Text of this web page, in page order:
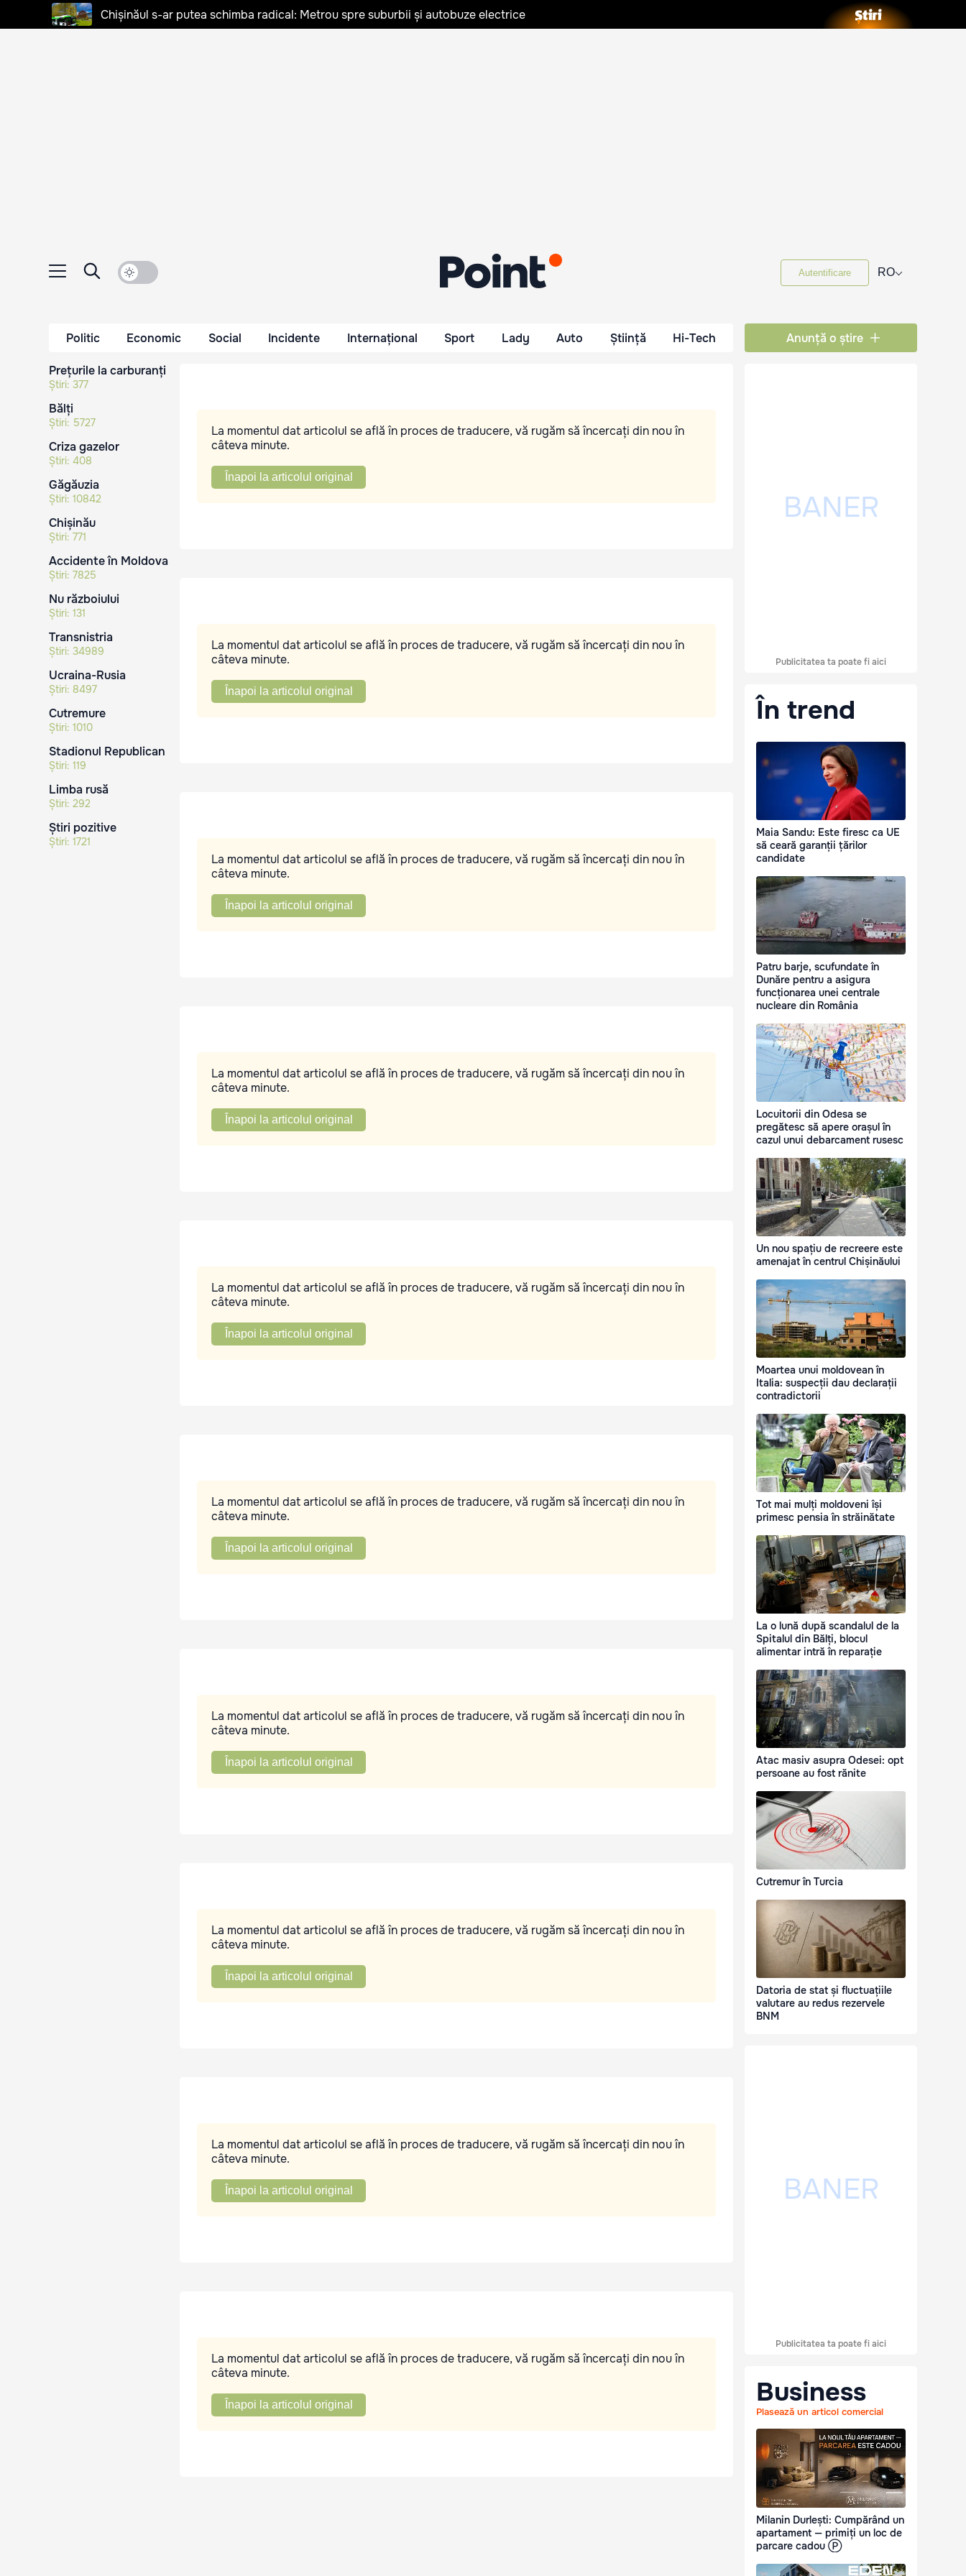
Chișinăul s-ar putea schimba radical: Metrou spre suburbii și autobuze electrice
Autentificare RO⌵
Politic Economic Social Incidente Internațional Sport Lady Auto Știință Hi-Tech Anunță o știre
Prețurile la carburanți
Știri: 377
Bălți
Știri: 5727
Criza gazelor
Știri: 408
Găgăuzia
Știri: 10842
Chișinău
Știri: 771
Accidente în Moldova
Știri: 7825
Nu războiului
Știri: 131
Transnistria
Știri: 34989
Ucraina-Rusia
Știri: 8497
Cutremure
Știri: 1010
Stadionul Republican
Știri: 119
Limba rusă
Știri: 292
Știri pozitive
Știri: 1721
La momentul dat articolul se află în proces de traducere, vă rugăm să încercați din nou în
câteva minute.
Înapoi la articolul original
La momentul dat articolul se află în proces de traducere, vă rugăm să încercați din nou în
câteva minute.
Înapoi la articolul original
La momentul dat articolul se află în proces de traducere, vă rugăm să încercați din nou în
câteva minute.
Înapoi la articolul original
La momentul dat articolul se află în proces de traducere, vă rugăm să încercați din nou în
câteva minute.
Înapoi la articolul original
La momentul dat articolul se află în proces de traducere, vă rugăm să încercați din nou în
câteva minute.
Înapoi la articolul original
La momentul dat articolul se află în proces de traducere, vă rugăm să încercați din nou în
câteva minute.
Înapoi la articolul original
La momentul dat articolul se află în proces de traducere, vă rugăm să încercați din nou în
câteva minute.
Înapoi la articolul original
La momentul dat articolul se află în proces de traducere, vă rugăm să încercați din nou în
câteva minute.
Înapoi la articolul original
La momentul dat articolul se află în proces de traducere, vă rugăm să încercați din nou în
câteva minute.
Înapoi la articolul original
La momentul dat articolul se află în proces de traducere, vă rugăm să încercați din nou în
câteva minute.
Înapoi la articolul original
Publicitatea ta poate fi aici
În trend
Maia Sandu: Este firesc ca UE
să ceară garanții țărilor
candidate
Patru barje, scufundate în
Dunăre pentru a asigura
funcționarea unei centrale
nucleare din România
Locuitorii din Odesa se
pregătesc să apere orașul în
cazul unui debarcament rusesc
Un nou spațiu de recreere este
amenajat în centrul Chișinăului
Moartea unui moldovean în
Italia: suspecții dau declarații
contradictorii
Tot mai mulți moldoveni își
primesc pensia în străinătate
La o lună după scandalul de la
Spitalul din Bălți, blocul
alimentar intră în reparație
Atac masiv asupra Odesei: opt
persoane au fost rănite
Cutremur în Turcia
Datoria de stat și fluctuațiile
valutare au redus rezervele
BNM
Publicitatea ta poate fi aici
Business
Plasează un articol comercial
Milanin Durlești: Cumpărând un
apartament — primiți un loc de
parcare cadou Ⓟ